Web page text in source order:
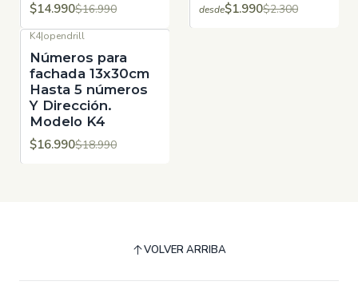
$14.990$16.990 desde$1.990$2.300
K4|opendrill
Números para
fachada 13x30cm
Hasta 5 números
Y Dirección.
Modelo K4
$16.990$18.990
VOLVER ARRIBA